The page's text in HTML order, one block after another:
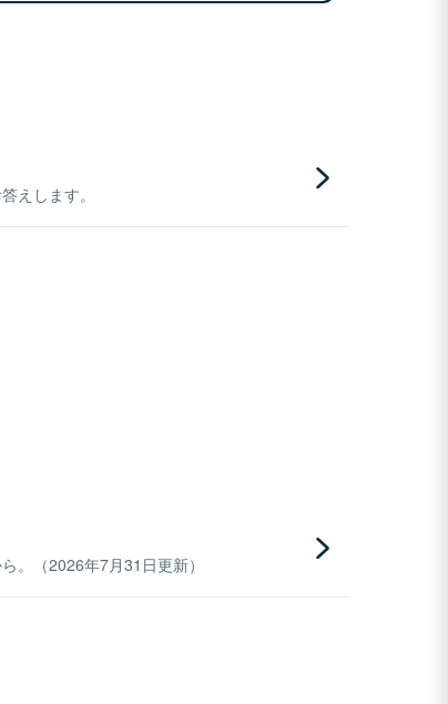
えします。
。（2026年7月31日更新）